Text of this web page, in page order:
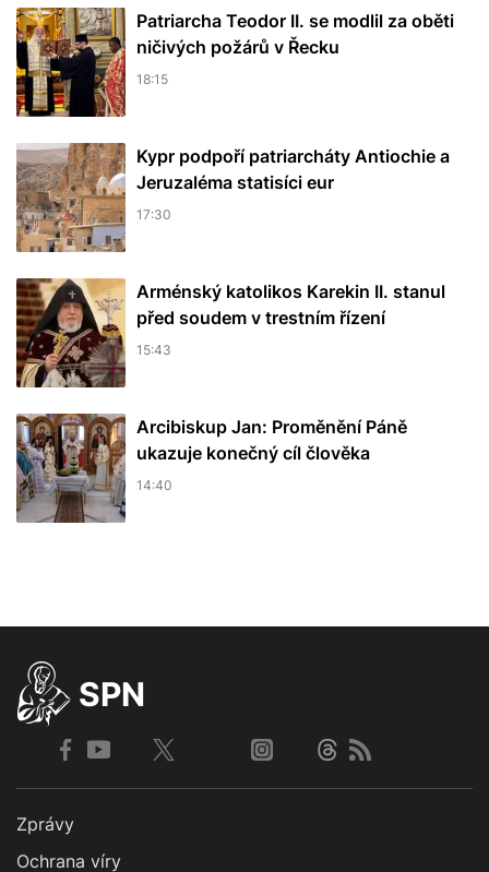
Patriarcha Teodor II. se modlil za oběti
ničivých požárů v Řecku
18:15
Kypr podpoří patriarcháty Antiochie a
Jeruzaléma statisíci eur
17:30
Arménský katolikos Karekin II. stanul
před soudem v trestním řízení
15:43
Arcibiskup Jan: Proměnění Páně
ukazuje konečný cíl člověka
14:40
SPN
Zprávy
Ochrana víry